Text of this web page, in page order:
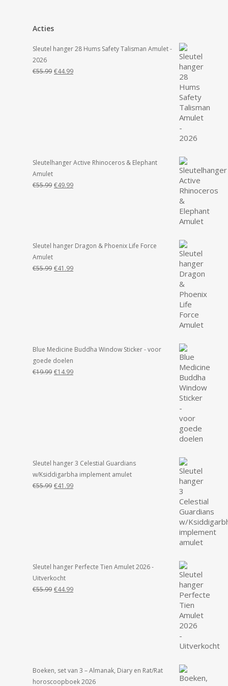
Acties
Sleutel hanger 28 Hums Safety Talisman Amulet -
2026
€55.99 Oorspronkelijke
€44.99Huidige
Sleutelhanger Active Rhinoceros & Elephant
Amulet
€55.99 Oorspronkelijke
€49.99Huidige
Sleutel hanger Dragon & Phoenix Life Force
Amulet
€55.99 Oorspronkelijke
€41.99Huidige
Blue Medicine Buddha Window Sticker - voor
goede doelen
€19.99 Oorspronkelijke
€14.99Huidige
Sleutel hanger 3 Celestial Guardians
w/Ksiddigarbha implement amulet
€55.99 Oorspronkelijke
€41.99Huidige
Sleutel hanger Perfecte Tien Amulet 2026 -
Uitverkocht
€55.99 Oorspronkelijke
€44.99Huidige
Boeken, set van 3 – Almanak, Diary en Rat/Rat
horoscoopboek 2026